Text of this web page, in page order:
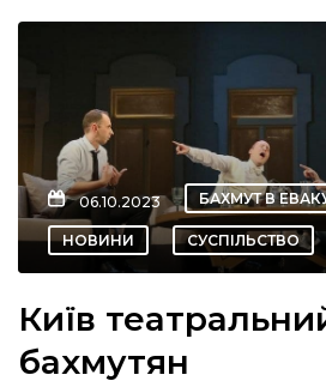
новини
06.10.2023 БАХМУТ В
НОВИНИ СУСПІЛЬСТВО
Київ
бахмутян